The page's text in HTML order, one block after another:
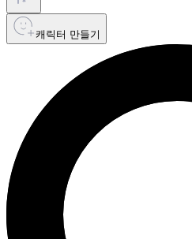
캐릭터 만들기